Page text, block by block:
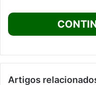
Artigos